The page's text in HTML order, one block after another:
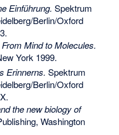
Einführung. Spektrum
Berlin/Oxford
.
Mind to Molecules.
York 1999.
Erinnerns. Spektrum
Berlin/Oxford
.
the new biology of
Washington